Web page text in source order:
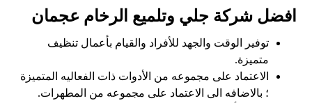
افضل شركة جلي وتلميع الرخام عجمان
توفير الوقت والجهد للأفراد والقيام بأعمال تنظيف
متميزة.
الاعتماد على مجموعه من الأدوات ذات الفعاليه المتميزة
؛ بالاضافه الى الاعتماد على مجموعه من المطهرات.